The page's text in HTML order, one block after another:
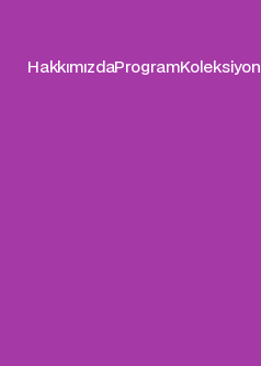
HakkımızdaProgramKoleksiyon